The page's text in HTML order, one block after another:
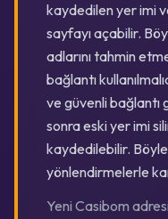
kaydedilen yer imi
sayfayı açabilir.
adlarını tahmin
bağlantı
ve güvenli
sonra eski yer imi
kaydedilebilir.
yönlendirmelerle
Yeni Casibom adresi